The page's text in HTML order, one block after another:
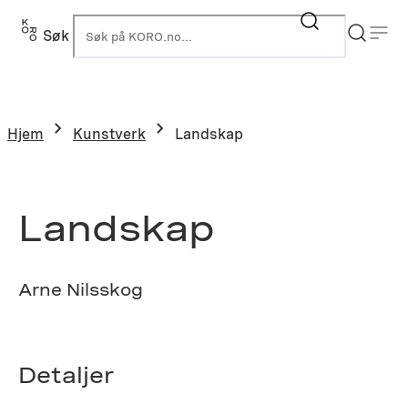
Hopp
Søk
Hjem Kunstverk Landskap
Landskap
Arne Nilsskog
Detaljer